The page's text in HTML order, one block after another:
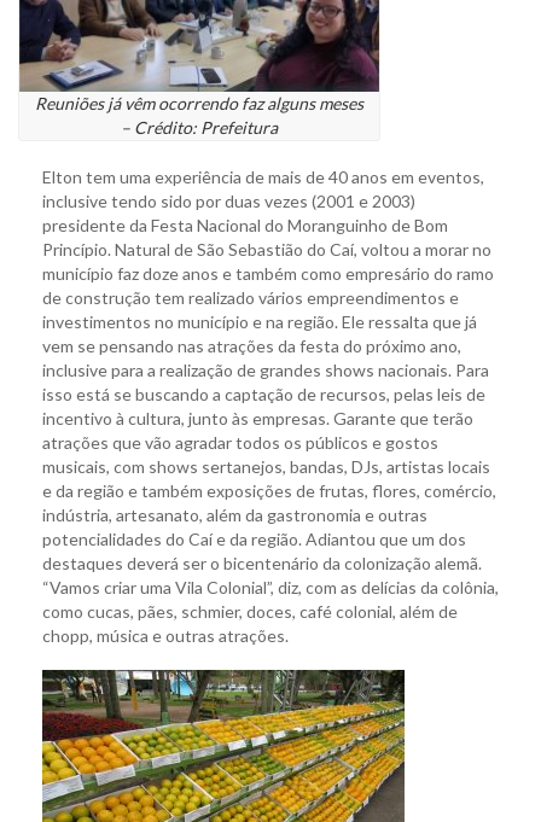
Reuniões já vêm ocorrendo faz alguns meses
– Crédito: Prefeitura
Elton tem uma experiência de mais de 40 anos em eventos,
inclusive tendo sido por duas vezes (2001 e 2003)
presidente da Festa Nacional do Moranguinho de Bom
Princípio. Natural de São Sebastião do Caí, voltou a morar no
município faz doze anos e também como empresário do ramo
de construção tem realizado vários empreendimentos e
investimentos no município e na região. Ele ressalta que já
vem se pensando nas atrações da festa do próximo ano,
inclusive para a realização de grandes shows nacionais. Para
isso está se buscando a captação de recursos, pelas leis de
incentivo à cultura, junto às empresas. Garante que terão
atrações que vão agradar todos os públicos e gostos
musicais, com shows sertanejos, bandas, DJs, artistas locais
e da região e também exposições de frutas, flores, comércio,
indústria, artesanato, além da gastronomia e outras
potencialidades do Caí e da região. Adiantou que um dos
destaques deverá ser o bicentenário da colonização alemã.
“Vamos criar uma Vila Colonial”, diz, com as delícias da colônia,
como cucas, pães, schmier, doces, café colonial, além de
chopp, música e outras atrações.